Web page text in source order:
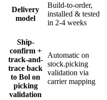
Delivery
model
Build-to-order,
installed & tested
in 2-4 weeks
Ship-
confirm +
track-and-
trace back
to Bol on
picking
validation
Automatic on
stock.picking
validation via
carrier mapping